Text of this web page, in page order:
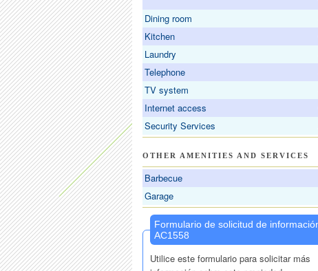
Dining room
Kitchen
Laundry
Telephone
TV system
Internet access
Security Services
OTHER AMENITIES AND SERVICES
Barbecue
Garage